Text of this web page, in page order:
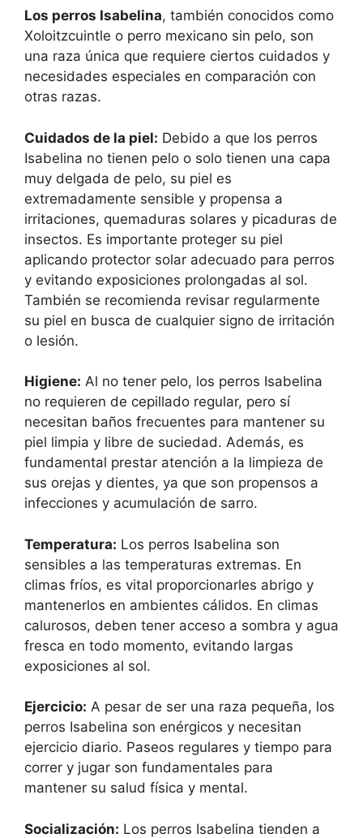
Los perros Isabelina, también conocidos como
Xoloitzcuintle o perro mexicano sin pelo, son
una raza única que requiere ciertos cuidados y
necesidades especiales en comparación con
otras razas.
Cuidados de la piel: Debido a que los perros
Isabelina no tienen pelo o solo tienen una capa
muy delgada de pelo, su piel es
extremadamente sensible y propensa a
irritaciones, quemaduras solares y picaduras de
insectos. Es importante proteger su piel
aplicando protector solar adecuado para perros
y evitando exposiciones prolongadas al sol.
También se recomienda revisar regularmente
su piel en busca de cualquier signo de irritación
o lesión.
Higiene: Al no tener pelo, los perros Isabelina
no requieren de cepillado regular, pero sí
necesitan baños frecuentes para mantener su
piel limpia y libre de suciedad. Además, es
fundamental prestar atención a la limpieza de
sus orejas y dientes, ya que son propensos a
infecciones y acumulación de sarro.
Temperatura: Los perros Isabelina son
sensibles a las temperaturas extremas. En
climas fríos, es vital proporcionarles abrigo y
mantenerlos en ambientes cálidos. En climas
calurosos, deben tener acceso a sombra y agua
fresca en todo momento, evitando largas
exposiciones al sol.
Ejercicio: A pesar de ser una raza pequeña, los
perros Isabelina son enérgicos y necesitan
ejercicio diario. Paseos regulares y tiempo para
correr y jugar son fundamentales para
mantener su salud física y mental.
Socialización: Los perros Isabelina tienden a